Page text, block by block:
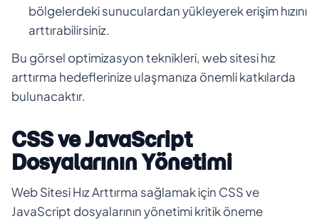
bölgelerdeki sunuculardan yükleyerek erişim hızını
arttırabilirsiniz.
Bu görsel optimizasyon teknikleri, web sitesi hız
arttırma hedeflerinize ulaşmanıza önemli katkılarda
bulunacaktır.
CSS ve JavaScript
Dosyalarının Yönetimi
Web Sitesi Hız Arttırma sağlamak için CSS ve
JavaScript dosyalarının yönetimi kritik öneme